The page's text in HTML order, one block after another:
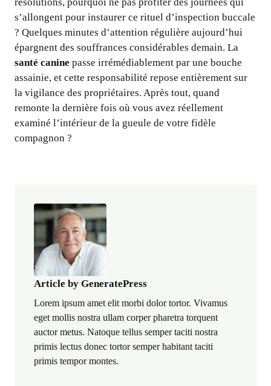
s’allongent pour instaurer ce rituel d’inspection buccale
? Quelques minutes d’attention régulière aujourd’hui
épargnent des souffrances considérables demain. La
santé canine passe irrémédiablement par une bouche
assainie, et cette responsabilité repose entièrement sur
la vigilance des propriétaires. Après tout, quand
remonte la dernière fois où vous avez réellement
examiné l’intérieur de la gueule de votre fidèle
compagnon ?
Article by GeneratePress
Lorem ipsum amet elit morbi dolor tortor. Vivamus
eget mollis nostra ullam corper pharetra torquent
auctor metus. Natoque tellus semper taciti nostra
primis lectus donec tortor semper habitant taciti
primis tempor montes.